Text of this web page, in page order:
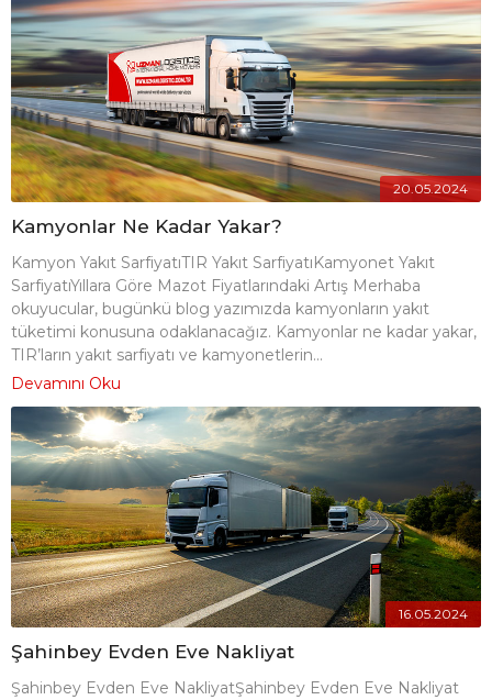
20.05.2024
Kamyonlar Ne Kadar Yakar?
Kamyon Yakıt SarfiyatıTIR Yakıt SarfiyatıKamyonet Yakıt
SarfiyatıYıllara Göre Mazot Fiyatlarındaki Artış Merhaba
okuyucular, bugünkü blog yazımızda kamyonların yakıt
tüketimi konusuna odaklanacağız. Kamyonlar ne kadar yakar,
TIR’ların yakıt sarfiyatı ve kamyonetlerin...
Devamını Oku
16.05.2024
Şahinbey Evden Eve Nakliyat
Şahinbey Evden Eve NakliyatŞahinbey Evden Eve Nakliyat